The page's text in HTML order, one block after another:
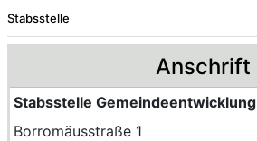
Stabsstelle
Anschrift
Stabsstelle Gemeindeentwicklung
Borromäusstraße 1